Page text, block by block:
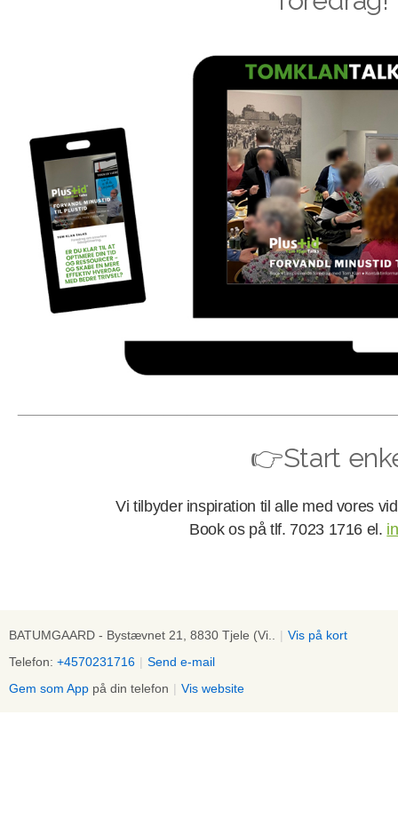
👉Start
Vi tilbyder inspiration til alle med vores
Book os på tlf. 7023 1716 el.
BATUMGAARD - Bystævnet 21, 8830 Tjele (Vi.. | Vis på kort
Telefon: +4570231716 | Send e-mail
Gem som App på din telefon | Vis website